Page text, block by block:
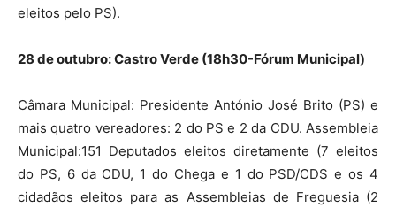
eleitos pelo PS).
28 de outubro: Castro Verde (18h30-Fórum Municipal)
Câmara Municipal: Presidente António José Brito (PS) e
mais quatro vereadores: 2 do PS e 2 da CDU. Assembleia
Municipal:151 Deputados eleitos diretamente (7 eleitos
do PS, 6 da CDU, 1 do Chega e 1 do PSD/CDS e os 4
cidadãos eleitos para as Assembleias de Freguesia (2